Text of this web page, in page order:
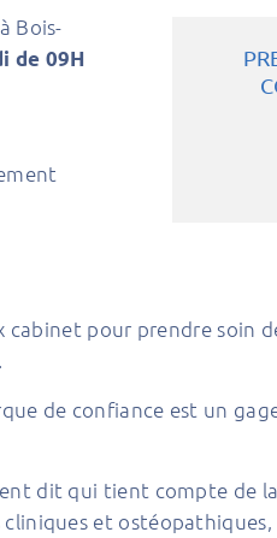
Bois-
de 09H
pour prendre soin
de confiance est un
dit qui tient compte de
et